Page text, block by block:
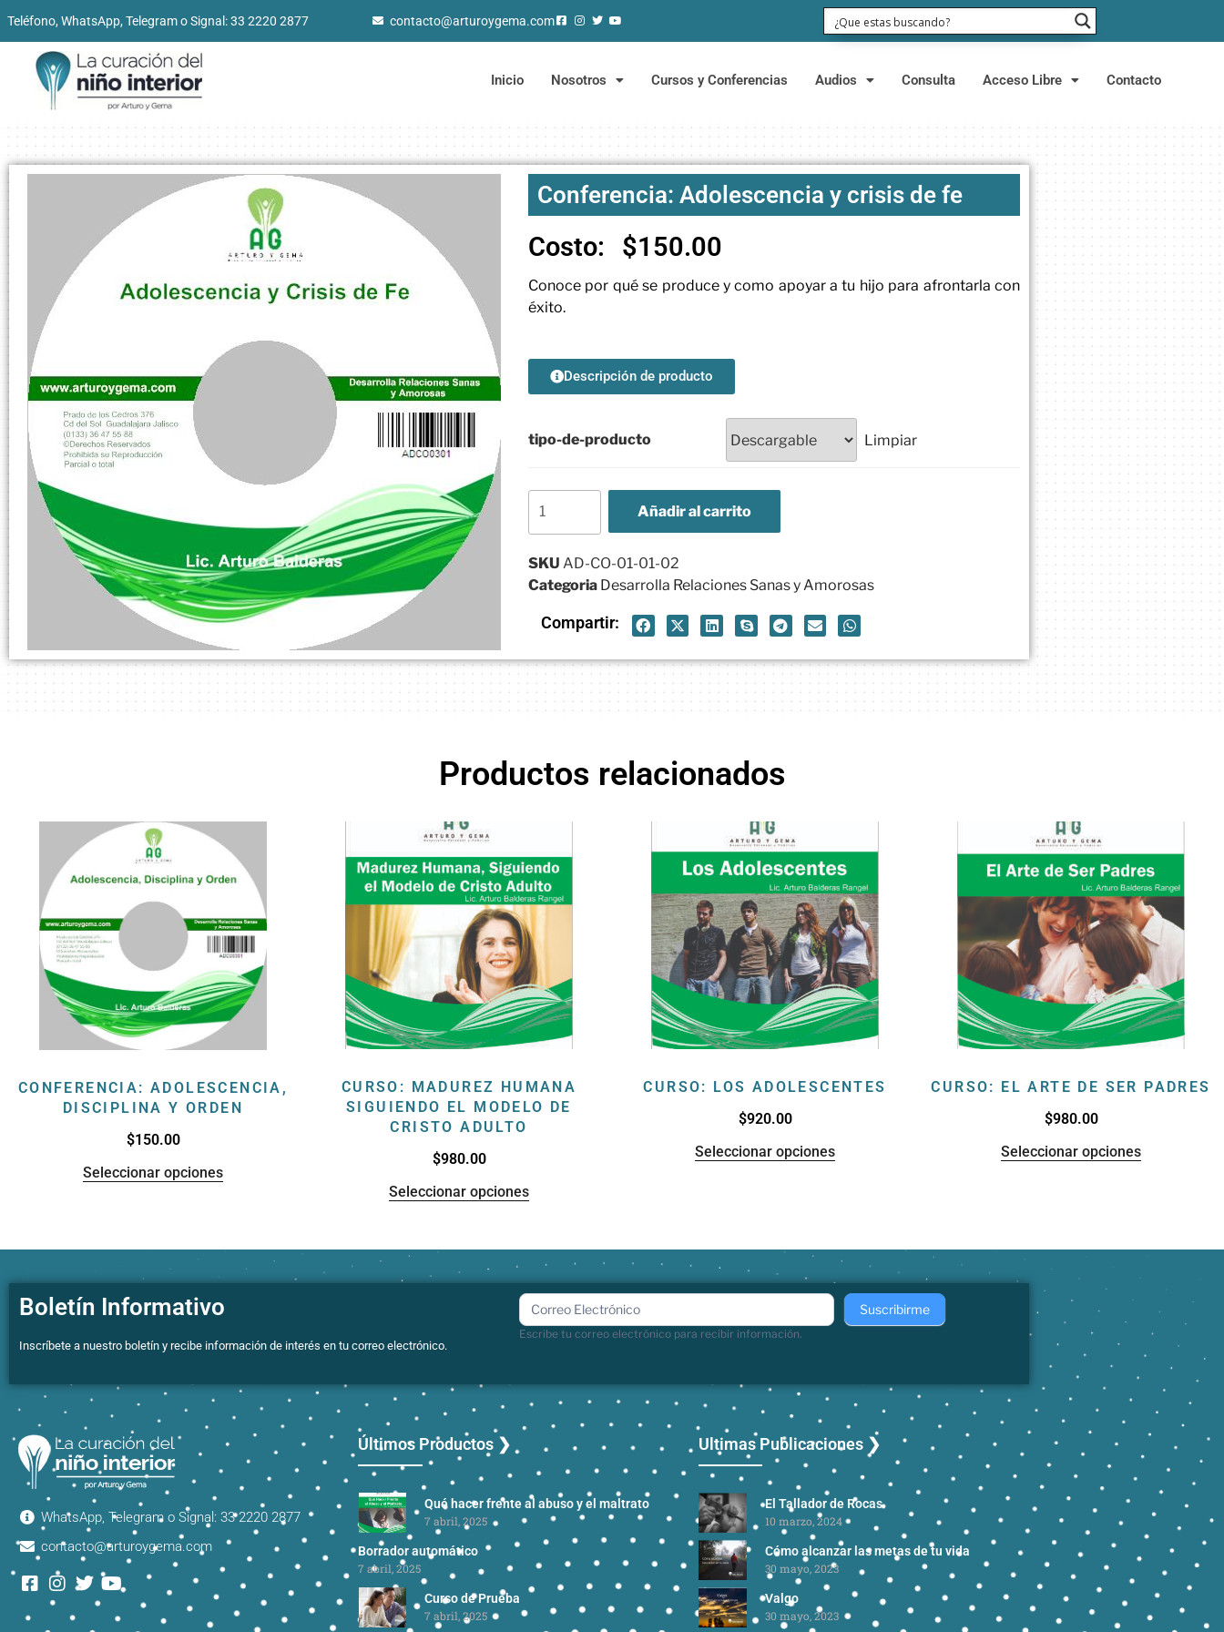
Teléfono, WhatsApp, Telegram o Signal: 33 2220 2877 contacto@arturoygema.com
Inicio Nosotros Cursos y Conferencias Audios Consulta Acceso Libre Contacto
Conferencia: Adolescencia y crisis de fe
Costo: $150.00
Conoce por qué se produce y como apoyar a tu hijo para afrontarla con
éxito.
Descripción de producto
tipo-de-producto Limpiar
Añadir al carrito
SKU AD-CO-01-01-02
Categoria Desarrolla Relaciones Sanas y Amorosas
Compartir:
Productos relacionados
CONFERENCIA: ADOLESCENCIA,
DISCIPLINA Y ORDEN
$150.00
Seleccionar opciones
CURSO: MADUREZ HUMANA
SIGUIENDO EL MODELO DE
CRISTO ADULTO
$980.00
Seleccionar opciones
CURSO: LOS ADOLESCENTES
$920.00
Seleccionar opciones
CURSO: EL ARTE DE SER PADRES
$980.00
Seleccionar opciones
Boletín Informativo
Inscríbete a nuestro boletín y recibe información de interés en tu correo electrónico.
boletin
Escribe tu correo electrónico para recibir información.
Suscribirme
WhatsApp, Telegram o Signal: 33 2220 2877
contacto@arturoygema.com
Últimos Productos ❯
Qué hacer frente al abuso y el maltrato
7 abril, 2025
Borrador automático
7 abril, 2025
Curso de Prueba
7 abril, 2025
Ultimas Publicaciones ❯
El Tallador de Rocas
10 marzo, 2024
Cómo alcanzar las metas de tu vida
30 mayo, 2023
Valgo
30 mayo, 2023